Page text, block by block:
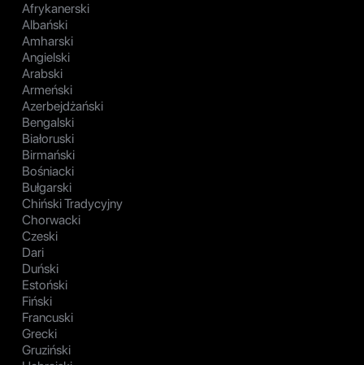
Afrykanerski
Albański
Amharski
Angielski
Arabski
Armeński
Azerbejdżański
Bengalski
Białoruski
Birmański
Bośniacki
Bułgarski
Chiński Tradycyjny
Chorwacki
Czeski
Dari
Duński
Estoński
Fiński
Francuski
Grecki
Gruziński